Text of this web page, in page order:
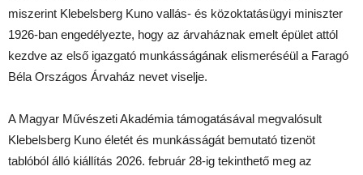
miszerint Klebelsberg Kuno vallás- és közoktatásügyi miniszter
1926-ban engedélyezte, hogy az árvaháznak emelt épület attól
kezdve az első igazgató munkásságának elismeréséül a Faragó
Béla Országos Árvaház nevet viselje.
A Magyar Művészeti Akadémia támogatásával megvalósult
Klebelsberg Kuno életét és munkásságát bemutató tizenöt
tablóból álló kiállítás 2026. február 28-ig tekinthető meg az